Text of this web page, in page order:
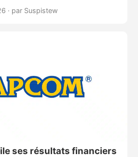
· par Suspistew
ses résultats financiers